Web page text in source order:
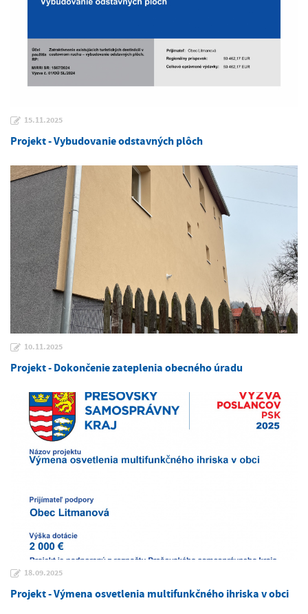
15.11.2025
Projekt - Vybudovanie odstavných plôch
10.11.2025
Projekt - Dokončenie zateplenia obecného úradu
18.09.2025
Projekt - Výmena osvetlenia multifunkčného ihriska v obci